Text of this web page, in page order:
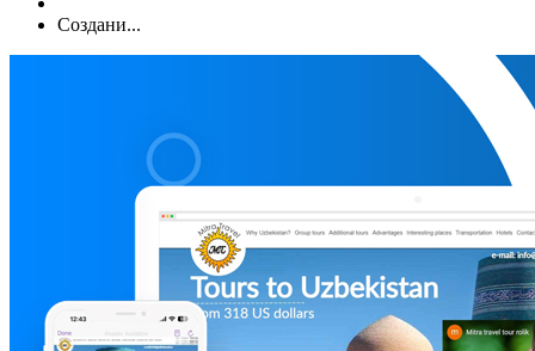
Создани...